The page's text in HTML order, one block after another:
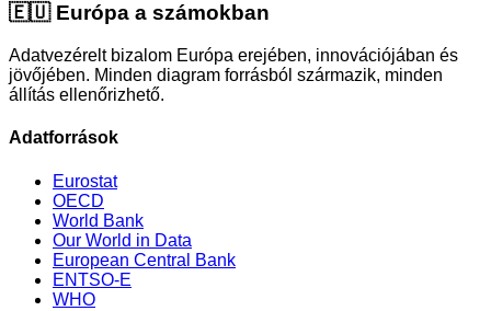
🇪🇺 Európa a számokban
Adatvezérelt bizalom Európa erejében, innovációjában és
jövőjében. Minden diagram forrásból származik, minden
állítás ellenőrizhető.
Adatforrások
Eurostat
OECD
World Bank
Our World in Data
European Central Bank
ENTSO-E
WHO